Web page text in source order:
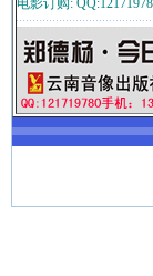
电影订购: